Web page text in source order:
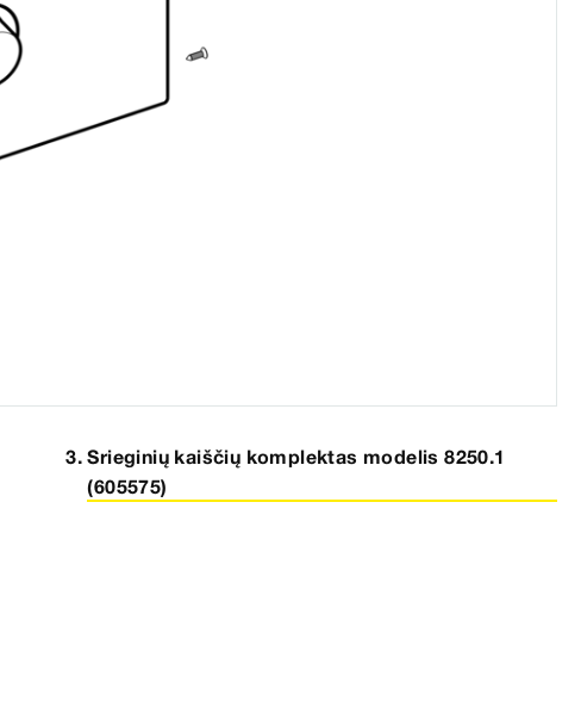
Srieginių kaiščių komplektas modelis 8250.1
(605575)